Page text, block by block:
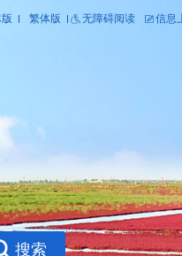
内部办公平台 简体版